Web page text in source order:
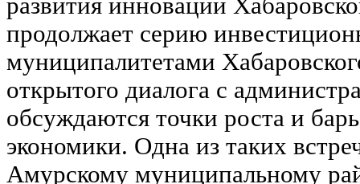
развития инноваций
продолжает серию
муниципалитетами
открытого диалога с
обсуждаются точки роста и
экономики. Одна из таких
Амурскому муниципальному